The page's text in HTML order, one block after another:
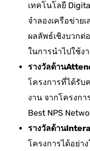
เทคโนโลยี
จำลองเครือข่าย
ผลลัพธ์เชิงบวกต่
ในการนำไปใช้ง
รางวัลด้าน
โครงการที่ได้รับ
งาน จากโครงก
Best NPS
รางวัลด้าน
โครงการได้อย่า